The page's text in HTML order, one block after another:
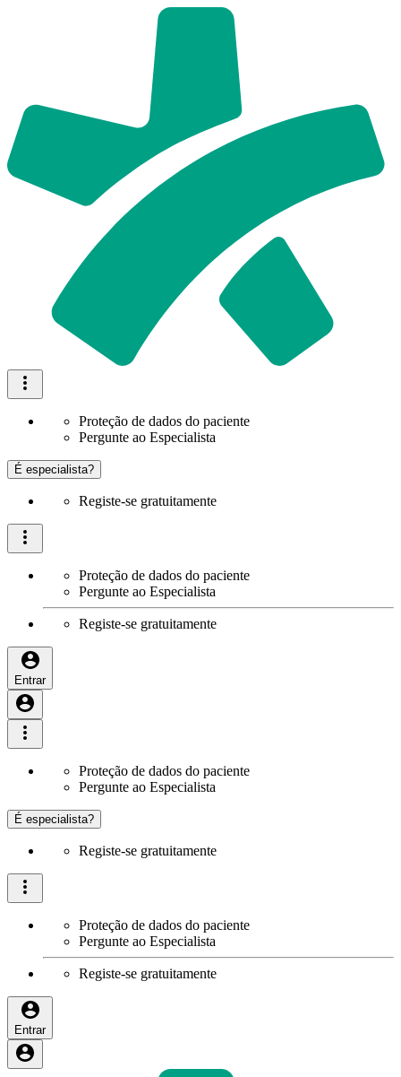
Proteção de dados do paciente
Pergunte ao Especialista
É especialista?
Registe-se gratuitamente
Proteção de dados do paciente
Pergunte ao Especialista
Registe-se gratuitamente
Entrar
Proteção de dados do paciente
Pergunte ao Especialista
É especialista?
Registe-se gratuitamente
Proteção de dados do paciente
Pergunte ao Especialista
Registe-se gratuitamente
Entrar